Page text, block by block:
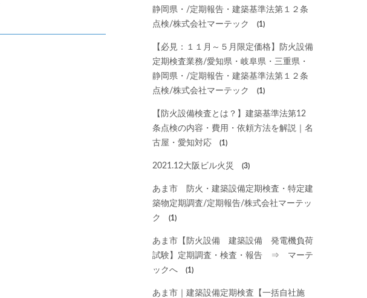
静岡県・/定期報告・建築基準法第１２条
点検/株式会社マーテック
(1)
【必見：１１月～５月限定価格】防火設備
定期検査業務/愛知県・岐阜県・三重県・
静岡県・/定期報告・建築基準法第１２条
点検/株式会社マーテック
(1)
【防火設備検査とは？】建築基準法第12
条点検の内容・費用・依頼方法を解説｜名
古屋・愛知対応
(1)
2021.12大阪ビル火災 (3)
あま市 防火・建築設備定期検査・特定建
築物定期調査/定期報告/株式会社マーテッ
ク
(1)
あま市【防火設備 建築設備 発電機負荷
試験】定期調査・検査・報告 ⇒ マーテ
ックへ
(1)
あま市｜建築設備定期検査【一括自社施